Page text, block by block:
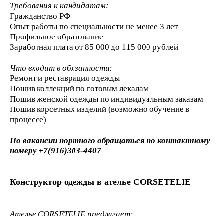
Требования к кандидатам:
Гражданство РФ
Опыт работы по специальности не менее 3 лет
Профильное образование
Заработная плата от 85 000 до 115 000 рублей
Что входит в обязанности:
Ремонт и реставрация одежды
Пошив коллекций по готовым лекалам
Пошив женской одежды по индивидуальным заказам
Пошив корсетных изделий (возможно обучение в
процессе)
По вакансии портного обращаться по контактному
номеру +7(916)303-4407
Конструктор одежды в ателье CORSETELIE
Ателье CORSETELIE предлагает: